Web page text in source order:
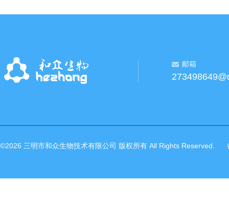
邮箱
©2026 三明市和众生物技术有限公司 版权所有 All Rights Reserved.